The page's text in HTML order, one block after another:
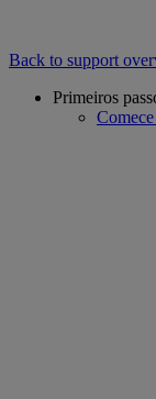
Back to support
Primeiros